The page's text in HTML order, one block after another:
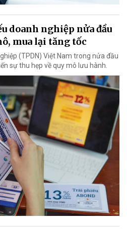
doanh nghiệp nửa đầu
mua lại tăng tốc
(TPDN) Việt Nam trong nửa đầu
sự thu hẹp về quy mô lưu hành.